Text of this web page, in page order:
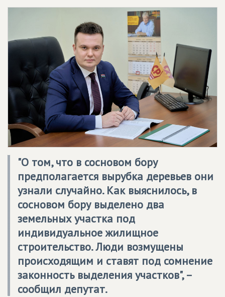
"О том, что в сосновом бору
предполагается вырубка деревьев они
узнали случайно. Как выяснилось, в
сосновом бору выделено два
земельных участка под
индивидуальное жилищное
строительство. Люди возмущены
происходящим и ставят под сомнение
законность выделения участков", –
сообщил депутат.